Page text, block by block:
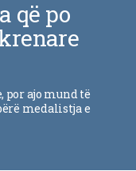
që po
por ajo mund të
medalistja e